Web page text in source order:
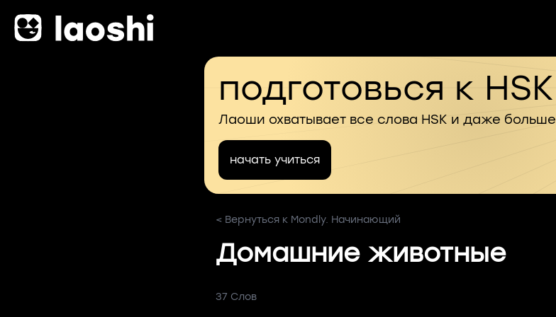
подготовься к HSK
Лаоши охватывает все слова HSK и даже больше
начать учиться
< Вернуться к Mondly. Начинающий
Домашние животные
37 Слов